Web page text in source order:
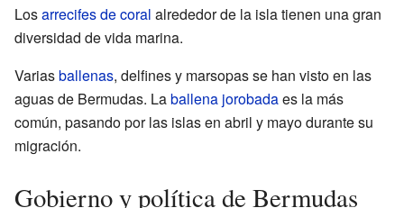
Losarrecifes de coral alrededor de la isla tienen una gran
diversidad de vida marina.
Variasballenas, delfines y marsopas se han visto en las
aguas de Bermudas. Laballena jorobadaes la más
común, pasando por las islas en abril y mayo durante su
migración.
Gobierno y política de Bermudas